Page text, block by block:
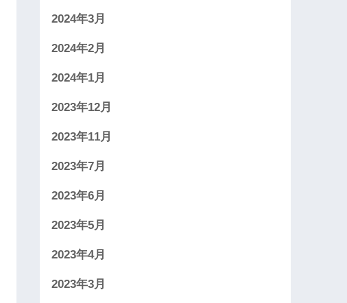
2024年3月
2024年2月
2024年1月
2023年12月
2023年11月
2023年7月
2023年6月
2023年5月
2023年4月
2023年3月